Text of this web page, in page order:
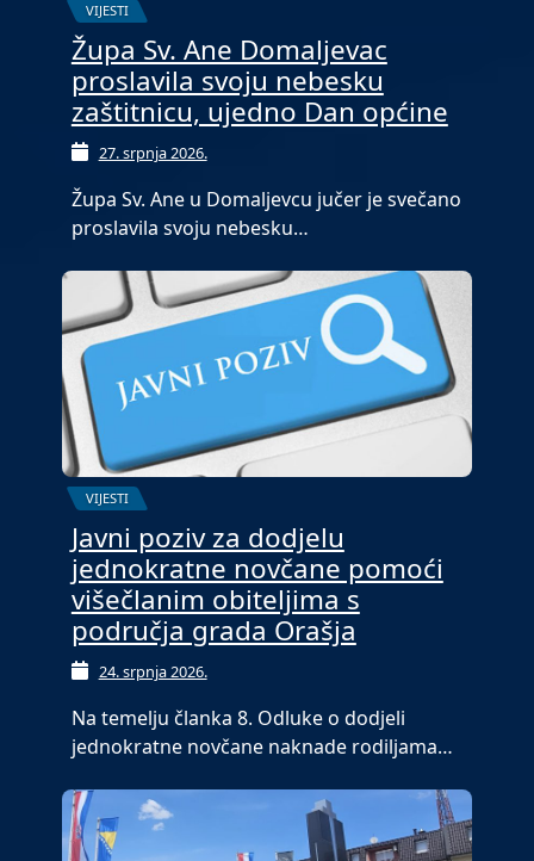
VIJESTI
Župa Sv. Ane Domaljevac
proslavila svoju nebesku
zaštitnicu, ujedno Dan općine
27. srpnja 2026.
Župa Sv. Ane u Domaljevcu jučer je svečano
proslavila svoju nebesku…
VIJESTI
Javni poziv za dodjelu
jednokratne novčane pomoći
višečlanim obiteljima s
područja grada Orašja
24. srpnja 2026.
Na temelju članka 8. Odluke o dodjeli
jednokratne novčane naknade rodiljama…